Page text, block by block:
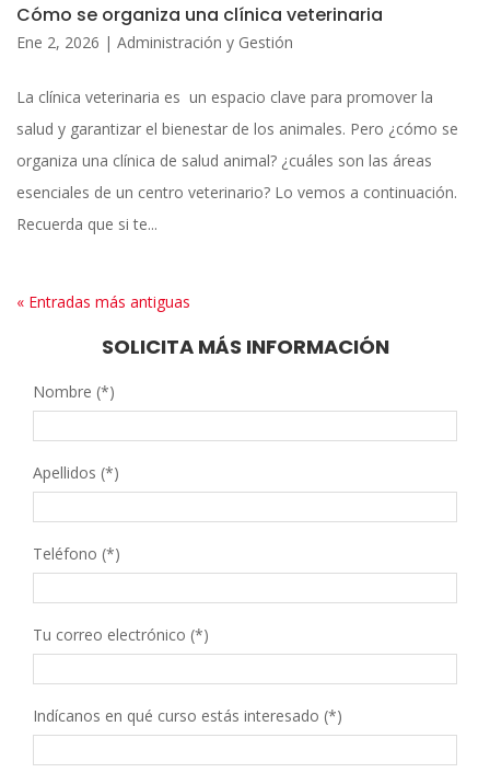
Cómo se organiza una clínica veterinaria
Ene 2, 2026 | Administración y Gestión
La clínica veterinaria es un espacio clave para promover la
salud y garantizar el bienestar de los animales. Pero ¿cómo se
organiza una clínica de salud animal? ¿cuáles son las áreas
esenciales de un centro veterinario? Lo vemos a continuación.
Recuerda que si te...
« Entradas más antiguas
SOLICITA MÁS INFORMACIÓN
Nombre (*)
Apellidos (*)
Teléfono (*)
Tu correo electrónico (*)
Indícanos en qué curso estás interesado (*)